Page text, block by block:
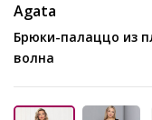
Agata
Брюки-палаццо из плотного шёлка цвета морская
волна